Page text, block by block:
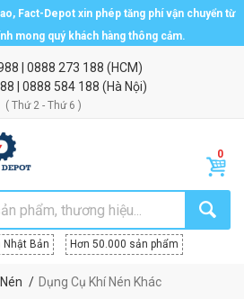
Fact-Depot xin phép tăng phí vận chuyển từ
mong quý khách hàng thông cảm.
0888 273 188 (HCM)
0888 584 188 (Hà Nội)
( Thứ 2 - Thứ 6 )
Bản Hơn 50.000 sản phẩm
Dụng Cụ Khí Nén Khác